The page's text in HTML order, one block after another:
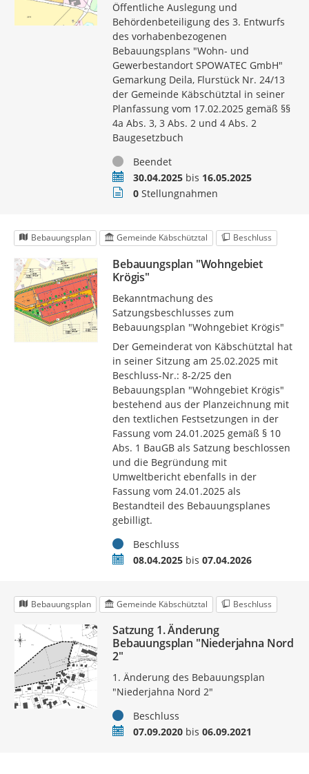
Öffentliche Auslegung und
Behördenbeteiligung des 3. Entwurfs
des vorhabenbezogenen
Bebauungsplans "Wohn- und
Gewerbestandort SPOWATEC GmbH"
Gemarkung Deila, Flurstück Nr. 24/13
der Gemeinde Käbschütztal in seiner
Planfassung vom 17.02.2025 gemäß §§
4a Abs. 3, 3 Abs. 2 und 4 Abs. 2
Baugesetzbuch
StatusBeendet
Zeitraum30.04.2025bis 16.05.2025
Stellungnahmen
0Stellungnahmen
Bebauungsplan Gemeinde Käbschütztal Beschluss
Bebauungsplan "Wohngebiet
Krögis"
Bekanntmachung des
Satzungsbeschlusses zum
Bebauungsplan "Wohngebiet Krögis"
Der Gemeinderat von Käbschütztal hat
in seiner Sitzung am 25.02.2025 mit
Beschluss-Nr.: 8-2/25 den
Bebauungsplan "Wohngebiet Krögis"
bestehend aus der Planzeichnung mit
den textlichen Festsetzungen in der
Fassung vom 24.01.2025 gemäß § 10
Abs. 1 BauGB als Satzung beschlossen
und die Begründung mit
Umweltbericht ebenfalls in der
Fassung vom 24.01.2025 als
Bestandteil des Bebauungsplanes
gebilligt.
StatusBeschluss
Zeitraum08.04.2025bis 07.04.2026
Bebauungsplan Gemeinde Käbschütztal Beschluss
Satzung 1. Änderung
Bebauungsplan "Niederjahna Nord
2"
1. Änderung des Bebauungsplan
"Niederjahna Nord 2"
StatusBeschluss
Zeitraum07.09.2020bis 06.09.2021